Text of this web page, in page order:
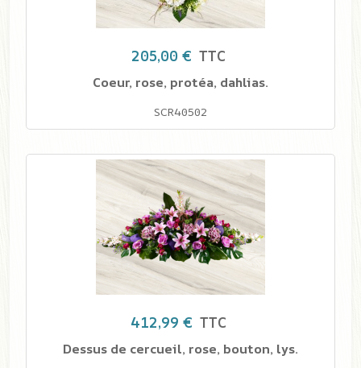
205,00 € TTC
Coeur, rose, protéa, dahlias.
SCR40502
412,99 € TTC
Dessus de cercueil, rose, bouton, lys.